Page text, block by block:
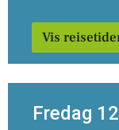
Vis
Fredag